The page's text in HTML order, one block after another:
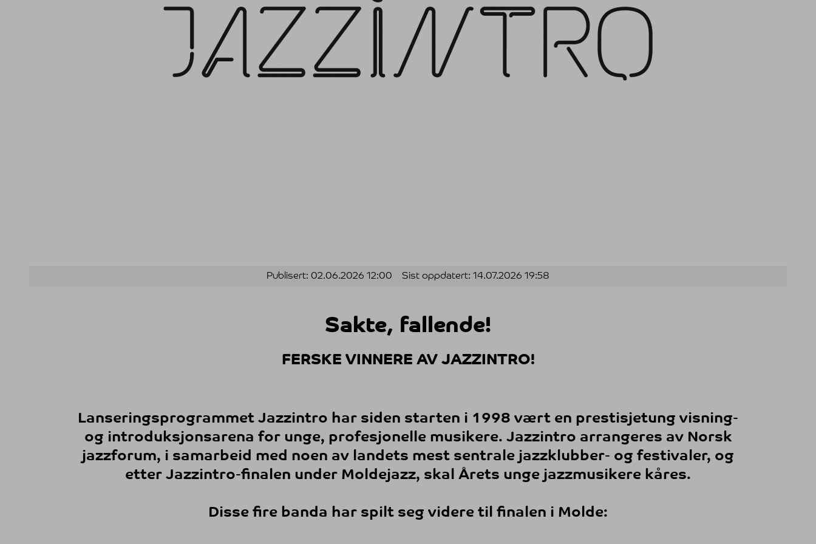
Publisert: 02.06.2026 12:00 Sist oppdatert: 14.07.2026 19:58
Sakte, fallende!
FERSKE VINNERE AV JAZZINTRO!
Lanseringsprogrammet Jazzintro har siden starten i 1998 vært en prestisjetung visning-
og introduksjonsarena for unge, profesjonelle musikere. Jazzintro arrangeres av Norsk
jazzforum, i samarbeid med noen av landets mest sentrale jazzklubber- og festivaler, og
etter Jazzintro-finalen under Moldejazz, skal Årets unge jazzmusikere kåres.
Disse fire banda har spilt seg videre til finalen i Molde: